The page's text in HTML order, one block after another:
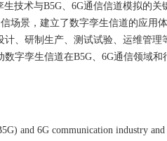
技术与B5G、6G通信信道模拟的
场景，建立了数字孪生信道的应用
、研制生产、测试试验、运维管
字孪生信道在B5G、6G通信领域
and 6G communication industry